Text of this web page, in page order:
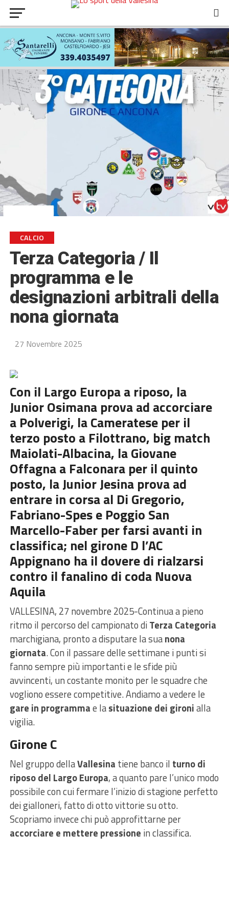
CALCIO
Terza Categoria / Il
programma e le
designazioni arbitrali della
nona giornata
27 Novembre 2025
Con il Largo Europa a riposo, la
Junior Osimana prova ad accorciare
a Polverigi, la Cameratese per il
terzo posto a Filottrano, big match
Maiolati-Albacina, la Giovane
Offagna a Falconara per il quinto
posto, la Junior Jesina prova ad
entrare in corsa al Di Gregorio,
Fabriano-Spes e Poggio San
Marcello-Faber per farsi avanti in
classifica; nel girone D l’AC
Appignano ha il dovere di rialzarsi
contro il fanalino di coda Nuova
Aquila
VALLESINA, 27 novembre 2025-Continua a pieno
ritmo il percorso del campionato diTerza Categoria
marchigiana, pronto a disputare la suanona
giornata. Con il passare delle settimane i punti si
fanno sempre più importanti e le sfide più
avvincenti, un costante monito per le squadre che
vogliono essere competitive. Andiamo a vedere le
gare in programmae lasituazione dei gironialla
vigilia.
Girone C
Nel gruppo dellaVallesina tiene banco il turno di
riposo del Largo Europa, a quanto pare l’unico modo
possibile con cui fermare l’inizio di stagione perfetto
dei gialloneri, fatto di otto vittorie su otto.
Scopriamo invece chi può approfittarne per
accorciare e mettere pressione in classifica.